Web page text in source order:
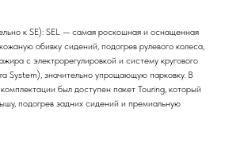
к SE): SEL — самая роскошная и оснащенная
обивку сидений, подогрев рулевого колеса,
с электрорегулировкой и систему кругового
System), значительно упрощающую парковку. В
был доступен пакет Touring, который
подогрев задних сидений и премиальную